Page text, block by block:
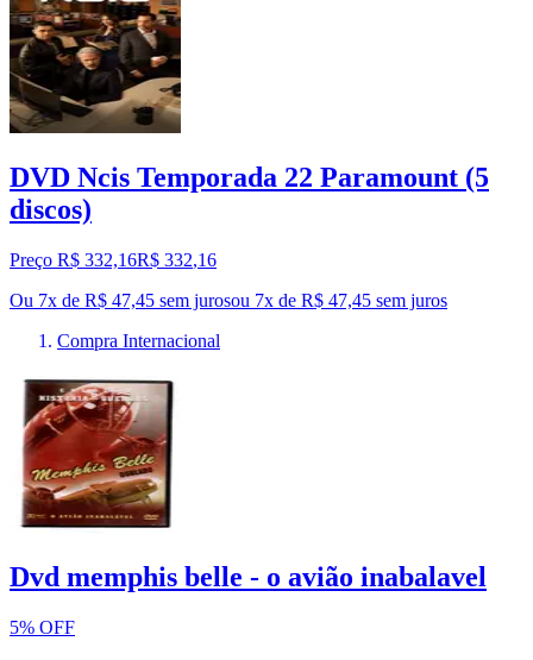
DVD Ncis Temporada 22 Paramount (5
discos)
Preço R$ 332,16R$ 332,16
Ou 7x de R$ 47,45 sem jurosou 7x de R$ 47,45 sem juros
Compra Internacional
Dvd memphis belle - o avião inabalavel
5% OFF